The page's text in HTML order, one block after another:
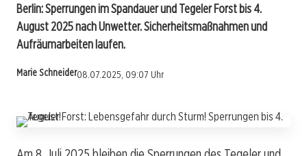
Berlin: Sperrungen im Spandauer und Tegeler Forst bis 4.
August 2025 nach Unwetter. Sicherheitsmaßnahmen und
Aufräumarbeiten laufen.
Marie Schneider08.07.2025, 09:07 Uhr